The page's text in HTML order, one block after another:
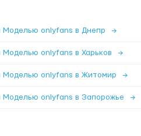
Моделью onlyfans в Днепр →
Моделью onlyfans в Харьков →
Моделью onlyfans в Житомир →
Моделью onlyfans в Запорожье →